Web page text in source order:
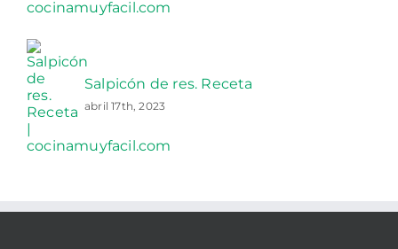
Salpicón de res. Receta
abril 17th, 2023